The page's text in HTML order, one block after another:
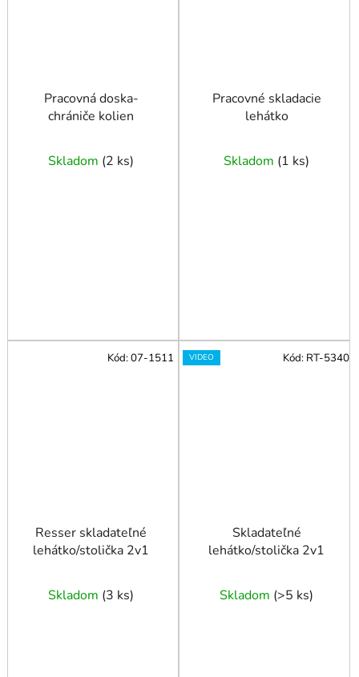
Pracovná doska-
chrániče kolien
Skladom (2 ks)
Pracovné skladacie
lehátko
Skladom (1 ks)
Resser skladateľné
lehátko/stolička 2v1
Skladom (3 ks)
Kód:07-1511 VIDEO
Skladateľné
lehátko/stolička 2v1
Skladom (>5 ks)
Kód: RT-5340